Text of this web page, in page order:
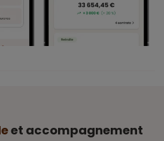
et accompagnement